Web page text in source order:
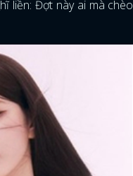
liền: Đợt này ai mà chèo